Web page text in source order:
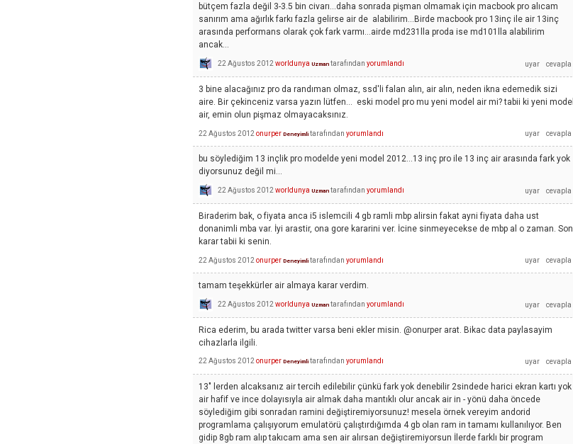
bütçem fazla değil 3-3.5 bin civarı...daha sonrada pişman olmamak için macbook pro alıcam
sanırım ama ağırlık farkı fazla gelirse air de alabilirim...Birde macbook pro 13inç ile air 13inç
arasında performans olarak çok fark varmı...airde md231lla proda ise md101lla alabilirim
ancak...
22 Ağustos 2012 worldunya Uzman tarafından yorumlandı
3 bine alacağınız pro da randıman olmaz, ssd'li falan alın, air alın, neden ikna edemedik sizi
aire. Bir çekinceniz varsa yazın lütfen... eski model pro mu yeni model air mi? tabii ki yeni model
air, emin olun pişmaz olmayacaksınız.
22 Ağustos 2012 onurper Deneyimli tarafından yorumlandı
bu söylediğim 13 inçlik pro modelde yeni model 2012...13 inç pro ile 13 inç air arasında fark yok
diyorsunuz değil mi...
22 Ağustos 2012 worldunya Uzman tarafından yorumlandı
Biraderim bak, o fiyata anca i5 islemcili 4 gb ramli mbp alirsin fakat ayni fiyata daha ust
donanimli mba var. İyi arastir, ona gore kararini ver. İcine sinmeyecekse de mbp al o zaman. Son
karar tabii ki senin.
22 Ağustos 2012 onurper Deneyimli tarafından yorumlandı
tamam teşekkürler air almaya karar verdim.
22 Ağustos 2012 worldunya Uzman tarafından yorumlandı
Rica ederim, bu arada twitter varsa beni ekler misin. @onurper arat. Bikac data paylasayim
cihazlarla ilgili.
22 Ağustos 2012onurper Deneyimli tarafından yorumlandı
13" lerden alcaksanız air tercih edilebilir çünkü fark yok denebilir 2sindede harici ekran kartı yok
air hafif ve ince dolayısıyla air almak daha mantıklı olur ancak air in - yönü daha öncede
söylediğim gibi sonradan ramini değiştiremiyorsunuz! mesela örnek vereyim andorid
programlama çalışıyorum emulatörü çalıştırdığımda 4 gb olan ram in tamamı kullanılıyor. Ben
gidip 8gb ram alıp takıcam ama sen air alırsan değiştiremiyorsun İlerde farklı bir program